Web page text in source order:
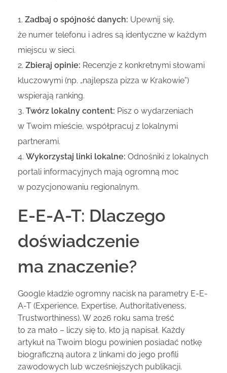
Zadbaj o spójność danych: Upewnij się,
że numer telefonu i adres są identyczne w każdym
miejscu w sieci.
Zbieraj opinie: Recenzje z konkretnymi słowami
kluczowymi (np. „najlepsza pizza w Krakowie”)
wspierają ranking.
Twórz lokalny content: Pisz o wydarzeniach
w Twoim mieście, współpracuj z lokalnymi
partnerami.
Wykorzystaj linki lokalne: Odnośniki z lokalnych
portali informacyjnych mają ogromną moc
w pozycjonowaniu regionalnym.
E-E-A-T: Dlaczego
doświadczenie
ma znaczenie?
Google kładzie ogromny nacisk na parametry E-E-
A-T (Experience, Expertise, Authoritativeness,
Trustworthiness). W 2026 roku sama treść
to za mało – liczy się to, kto ją napisał. Każdy
artykuł na Twoim blogu powinien posiadać notkę
biograficzną autora z linkami do jego profili
zawodowych lub wcześniejszych publikacji.